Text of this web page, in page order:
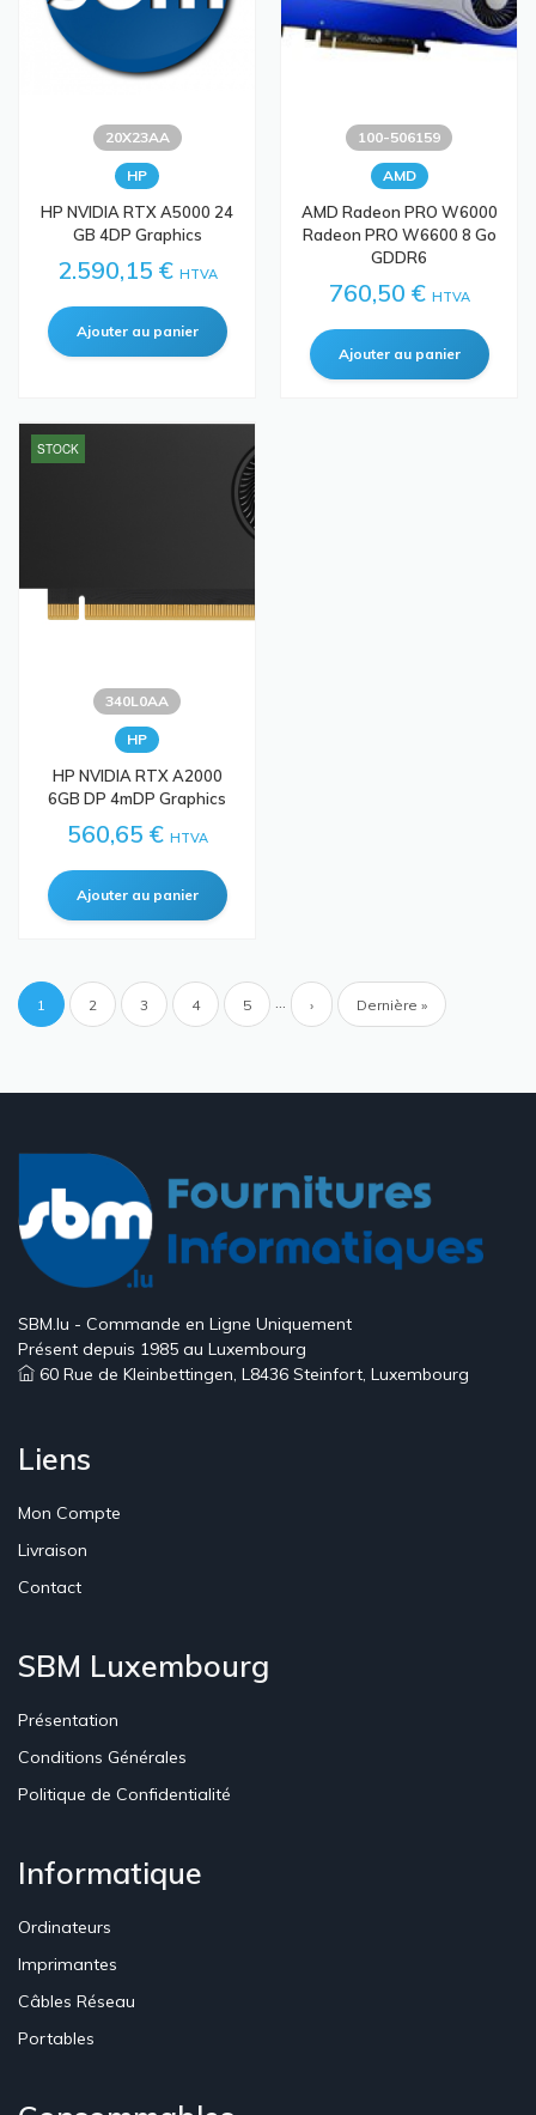
20X23AA
HP
HP NVIDIA RTX A5000 24
GB 4DP Graphics
2.590,15 € HTVA
100-506159
AMD
AMD Radeon PRO W6000
Radeon PRO W6600 8 Go
GDDR6
760,50 € HTVA
STOCK
340L0AA
HP
HP NVIDIA RTX A2000
6GB DP 4mDP Graphics
560,65 € HTVA
Pagination
Page
1 Page
2 Page
3 Page
4 Page
5 … Page
› Dernière
Dernière »
SBM.lu - Commande en Ligne Uniquement
Présent depuis 1985 au Luxembourg
60 Rue de Kleinbettingen, L8436 Steinfort, Luxembourg
Liens
Mon Compte
Livraison
Contact
SBM Luxembourg
Présentation
Conditions Générales
Politique de Confidentialité
Informatique
Ordinateurs
Imprimantes
Câbles Réseau
Portables